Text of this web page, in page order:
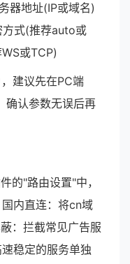
器地址(IP或域名)
式(推荐auto或
或TCP)
建议先在PC端
确认参数无误后再
的"路由设置"中，
内直连：将cn域
：拦截常见广告服
稳定的服务单独